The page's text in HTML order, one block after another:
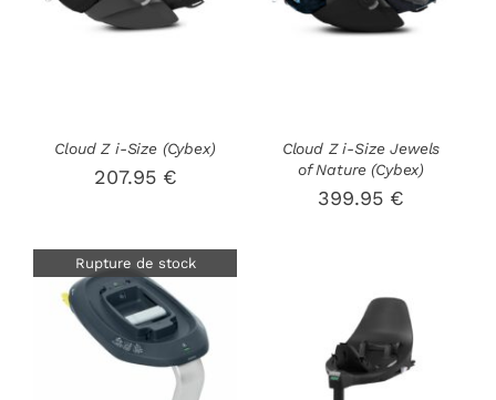
DÉTAILS
Cloud Z i-Size (Cybex)
207.95 €
Cloud Z i-Size Jewels
of Nature (Cybex)
399.95 €
Rupture de stock
DÉTAILS
AJOUTER AU
PANIER